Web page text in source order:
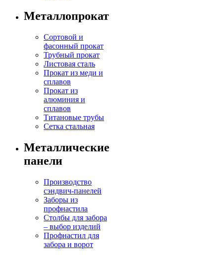
Металлопрокат
Сортовой и
фасонный прокат
Трубный прокат
Листовая сталь
Прокат из меди и
сплавов
Прокат из
алюминия и
сплавов
Титановые трубы
Сетка стальная
Металлические
панели
Производство
сэндвич-панелей
Заборы из
профнастила
Столбы для забора
– выбор изделий
Профнастил для
забора и ворот